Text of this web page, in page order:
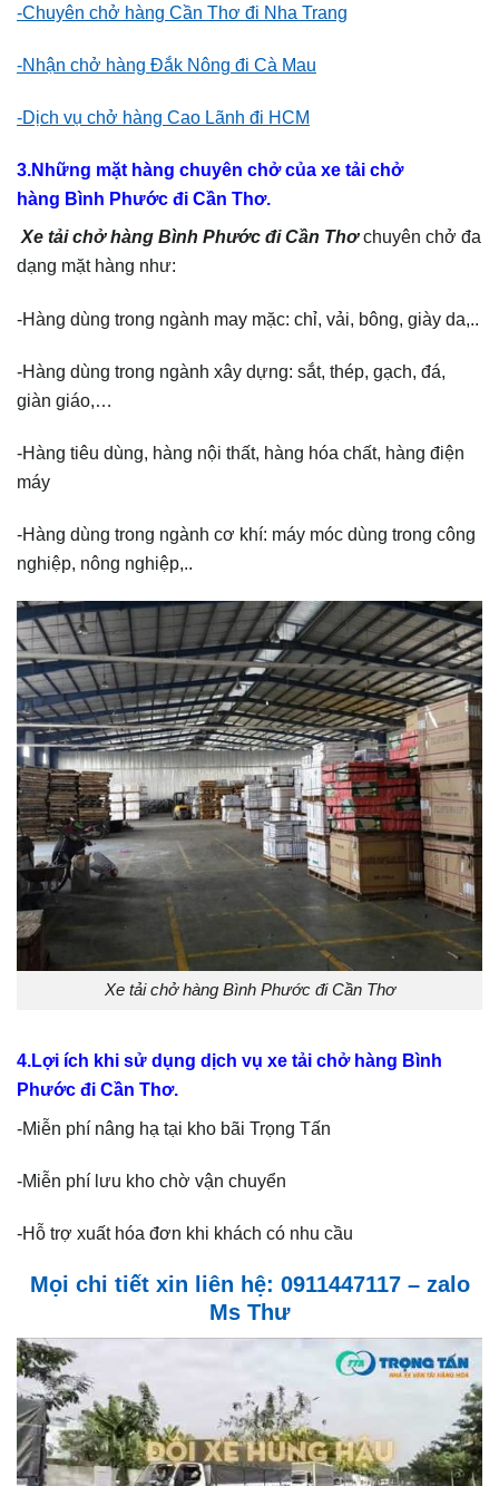
-Chuyên chở hàng Cần Thơ đi Nha Trang
-Nhận chở hàng Đắk Nông đi Cà Mau
-Dịch vụ chở hàng Cao Lãnh đi HCM
3.Những mặt hàng chuyên chở của xe tải chở
hàng Bình Phước đi Cần Thơ.
Xe tải chở hàng Bình Phước đi Cần Thơchuyên chở đa
dạng mặt hàng như:
-Hàng dùng trong ngành may mặc: chỉ, vải, bông, giày da,..
-Hàng dùng trong ngành xây dựng: sắt, thép, gạch, đá,
giàn giáo,…
-Hàng tiêu dùng, hàng nội thất, hàng hóa chất, hàng điện
máy
-Hàng dùng trong ngành cơ khí: máy móc dùng trong công
nghiệp, nông nghiệp,..
Xe tải chở hàng Bình Phước đi Cần Thơ
4.Lợi ích khi sử dụng dịch vụ xe tải chở hàng Bình
Phước đi Cần Thơ.
-Miễn phí nâng hạ tại kho bãi Trọng Tấn
-Miễn phí lưu kho chờ vận chuyển
-Hỗ trợ xuất hóa đơn khi khách có nhu cầu
Mọi chi tiết xin liên hệ: 0911447117 – zalo
Ms Thư